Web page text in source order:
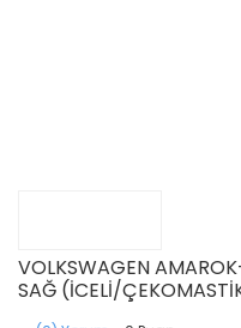
VOLKSWAGEN
SAĞ (İCELİ/